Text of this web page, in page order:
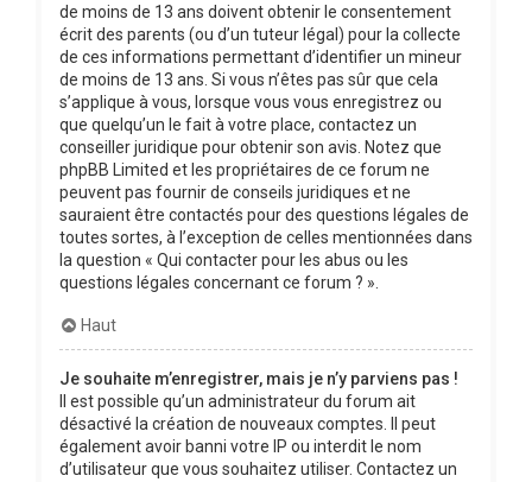
de moins de 13 ans doivent obtenir le consentement
écrit des parents (ou d’un tuteur légal) pour la collecte
de ces informations permettant d’identifier un mineur
de moins de 13 ans. Si vous n’êtes pas sûr que cela
s’applique à vous, lorsque vous vous enregistrez ou
que quelqu’un le fait à votre place, contactez un
conseiller juridique pour obtenir son avis. Notez que
phpBB Limited et les propriétaires de ce forum ne
peuvent pas fournir de conseils juridiques et ne
sauraient être contactés pour des questions légales de
toutes sortes, à l’exception de celles mentionnées dans
la question « Qui contacter pour les abus ou les
questions légales concernant ce forum ? ».
Haut
Je souhaite m’enregistrer, mais je n’y parviens pas !
Il est possible qu’un administrateur du forum ait
désactivé la création de nouveaux comptes. Il peut
également avoir banni votre IP ou interdit le nom
d’utilisateur que vous souhaitez utiliser. Contactez un